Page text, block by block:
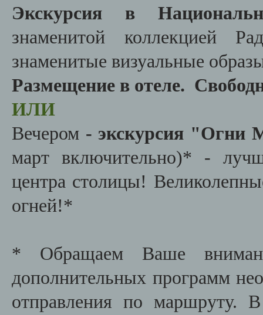
Экскурсия в
знаменитой коллекцией
знаменитые визуальные
Размещение в отеле.
ИЛИ
Вечером - экскурсия "Огни
март включительно)* -
центра столицы!
огней!*
* Обращаем Ваше
дополнительных программ
отправления по маршруту.